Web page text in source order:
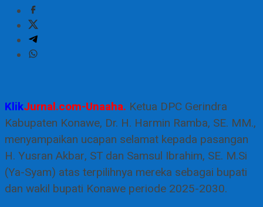
KlikJurnal.com-Unaaha. Ketua DPC Gerindra
Kabupaten Konawe, Dr. H. Harmin Ramba, SE. MM.,
menyampaikan ucapan selamat kepada pasangan
H. Yusran Akbar, ST dan Samsul Ibrahim, SE. M.Si
(Ya-Syam) atas terpilihnya mereka sebagai bupati
dan wakil bupati Konawe periode 2025-2030.